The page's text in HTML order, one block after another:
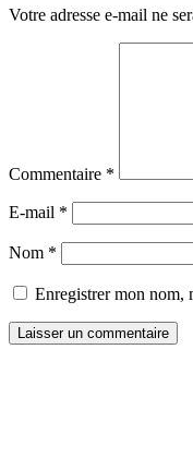
Votre adresse e-mail ne
Commentaire *
E-mail *
Nom *
Enregistrer mon nom,